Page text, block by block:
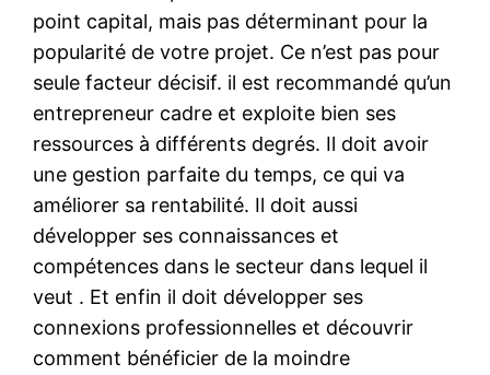
point capital, mais pas déterminant pour la
popularité de votre projet. Ce n’est pas pour
seule facteur décisif. il est recommandé qu’un
entrepreneur cadre et exploite bien ses
ressources à différents degrés. Il doit avoir
une gestion parfaite du temps, ce qui va
améliorer sa rentabilité. Il doit aussi
développer ses connaissances et
compétences dans le secteur dans lequel il
veut . Et enfin il doit développer ses
connexions professionnelles et découvrir
comment bénéficier de la moindre